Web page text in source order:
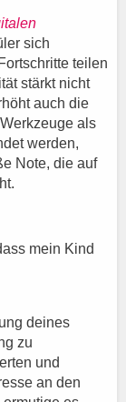
sich
teilen
stärkt nicht
auch die
als
werden,
Note, die auf
mein Kind
deines
zu
und
an den